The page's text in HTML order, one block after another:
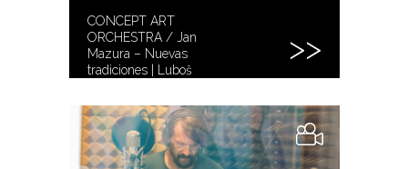
CONCEPT ART
ORCHESTRA / Jan
Mazura – Nuevas
tradiciones | Luboš